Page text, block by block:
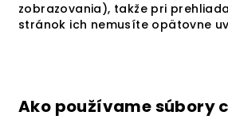
zobrazovania), takže pri
stránok ich nemusíte opätovne
Ako používame súbory